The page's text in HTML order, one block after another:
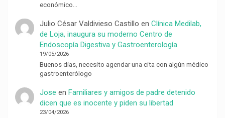
económico…
Julio César Valdivieso Castillo en Clínica Medilab,
de Loja, inaugura su moderno Centro de
Endoscopía Digestiva y Gastroenterología
19/05/2026
Buenos días, necesito agendar una cita con algún médico
gastroenterólogo
Jose en Familiares y amigos de padre detenido
dicen que es inocente y piden su libertad
23/04/2026